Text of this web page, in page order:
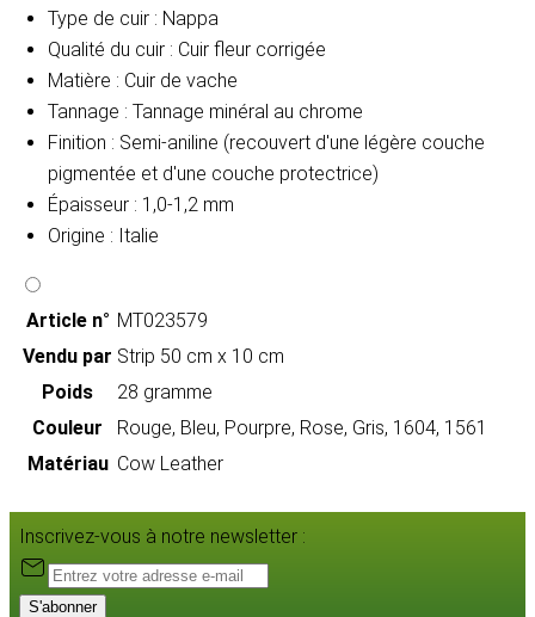
Type de cuir : Nappa
Qualité du cuir : Cuir fleur corrigée
Matière : Cuir de vache
Tannage : Tannage minéral au chrome
Finition : Semi-aniline (recouvert d'une légère couche
pigmentée et d'une couche protectrice)
Épaisseur : 1,0-1,2 mm
Origine : Italie
Article n° MT023579
Vendu par Strip 50 cm x 10 cm
Poids
28 gramme
Couleur
Rouge, Bleu, Pourpre, Rose, Gris, 1604, 1561
Matériau Cow Leather
Inscrivez-vous à notre newsletter :
S'abonner